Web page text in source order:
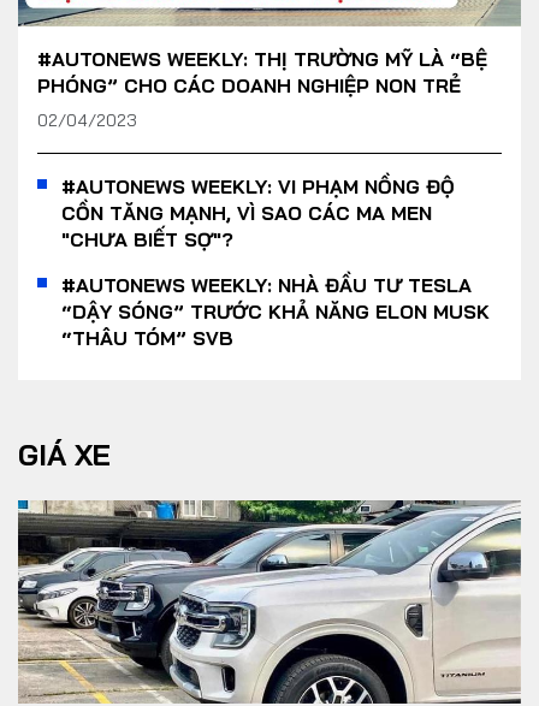
#AUTONEWS WEEKLY: THỊ TRƯỜNG MỸ LÀ “BỆ
PHÓNG” CHO CÁC DOANH NGHIỆP NON TRẺ
02/04/2023
#AUTONEWS WEEKLY: VI PHẠM NỒNG ĐỘ
CỒN TĂNG MẠNH, VÌ SAO CÁC MA MEN
"CHƯA BIẾT SỢ"?
#AUTONEWS WEEKLY: NHÀ ĐẦU TƯ TESLA
“DẬY SÓNG” TRƯỚC KHẢ NĂNG ELON MUSK
“THÂU TÓM” SVB
GIÁ XE